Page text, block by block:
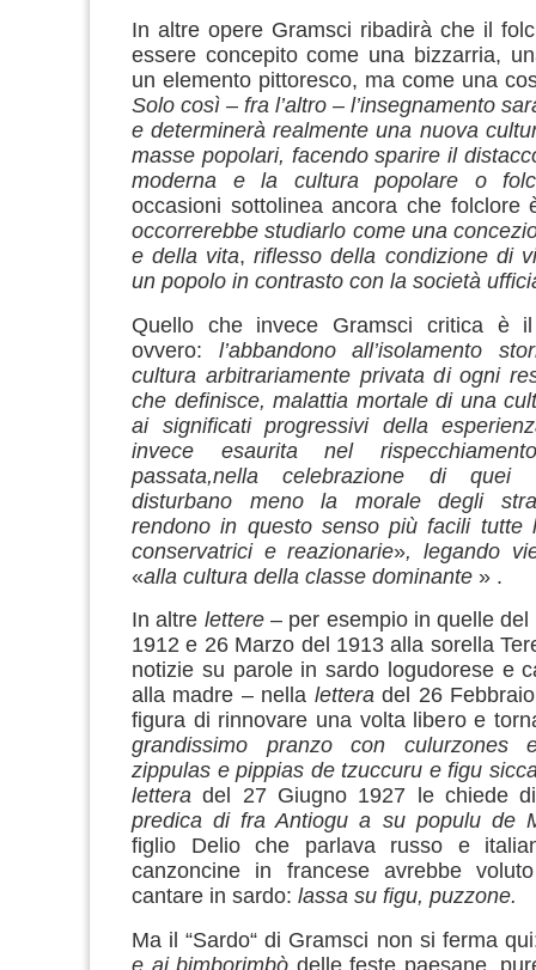
In altre opere Gramsci ribadirà che il
essere concepito come una bizzarria,
un elemento pittoresco, ma come una
Solo così – fra l’altro – l’insegnamento
e determinerà realmente una nuova
masse popolari, facendo sparire il
moderna e la cultura popolare o
occasioni sottolinea ancora che folclore
occorrerebbe studiarlo come una
e della vita,riflesso della condizione di
un popolo in contrasto con la società
Quello che invece Gramsci critica è
ovvero: l’abbandono all’isolamento
cultura arbitrariamente privata di ogni
che definisce, malattia mortale di una
ai significati progressivi della
invece esaurita nel
passata,nella celebrazione di quei
disturbano meno la morale degli
rendono in questo senso più facili
conservatrici e reazionarie», legando
«alla cultura della classe dominante » .
In altre lettere – per esempio in quelle
1912 e 26 Marzo del 1913 alla sorella
notizie su parole in sardo logudorese e
alla madre – nella letteradel 26
figura di rinnovare una volta libero e
grandissimo pranzo con culurzones
zippulas e pippias de tzuccuru e figu
letteradel 27 Giugno 1927 le chiede
predica di fra Antiogu a su populu de
figlio Delio che parlava russo e
canzoncine in francese avrebbe
cantare in sardo: lassa su figu, puzzone.
Ma il “Sardo“ di Gramsci non si ferma
e ai bimborimbò delle feste paesane,